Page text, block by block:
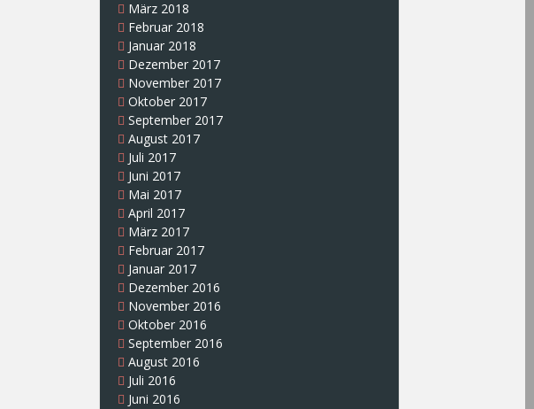
März 2018
Februar 2018
Januar 2018
Dezember 2017
November 2017
Oktober 2017
September 2017
August 2017
Juli 2017
Juni 2017
Mai 2017
April 2017
März 2017
Februar 2017
Januar 2017
Dezember 2016
November 2016
Oktober 2016
September 2016
August 2016
Juli 2016
Juni 2016